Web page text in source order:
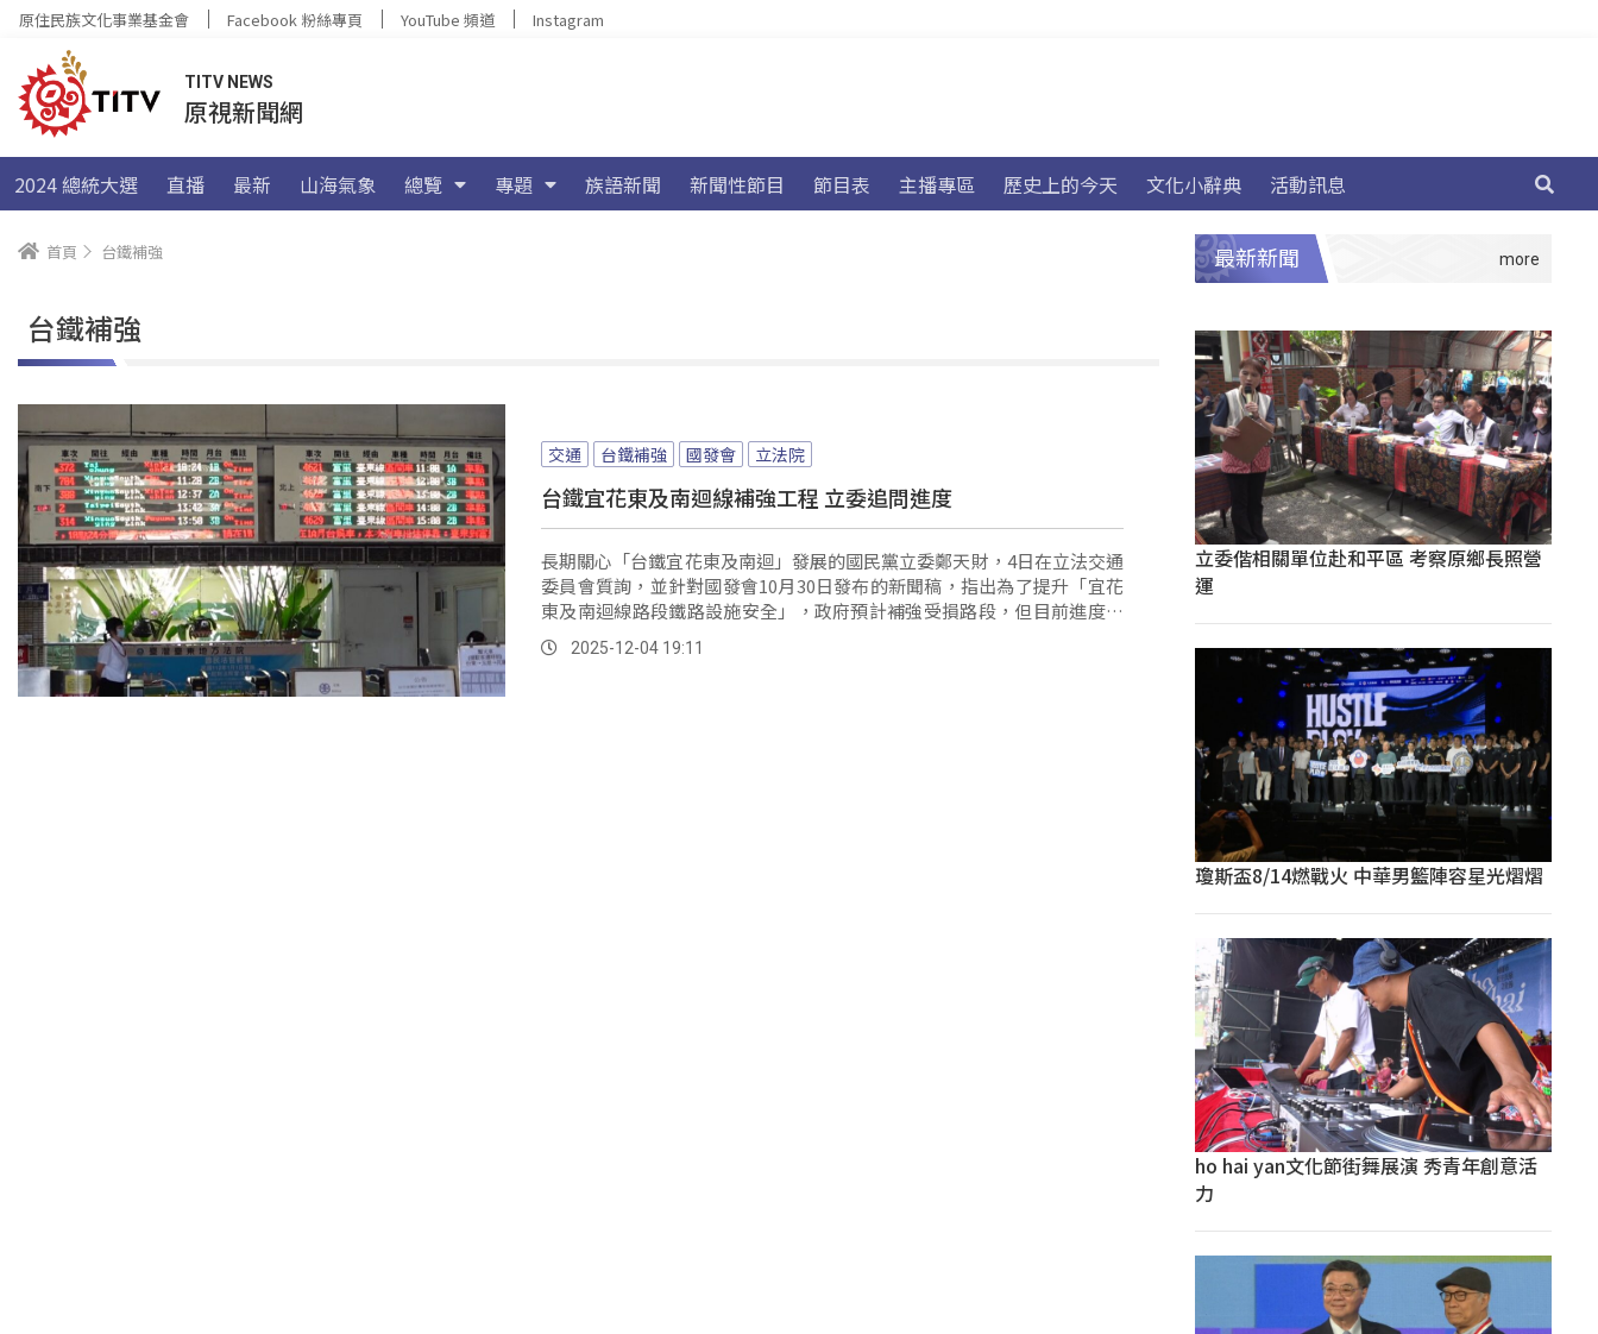
原住民族文化事業基金會 Facebook 粉絲專頁 YouTube 頻道 Instagram
TITV NEWS
原視新聞網
2024 總統大選 直播 最新 山海氣象 總覽 專題 族語新聞 新聞性節目 節目表 主播專區 歷史上的今天 文化小辭典 活動訊息
首頁 台鐵補強
台鐵補強
交通 台鐵補強 國發會 立法院
台鐵宜花東及南迴線補強工程 立委追問進度
長期關心「台鐵宜花東及南迴」發展的國民黨立委鄭天財，4日在立法交通
委員會質詢，並針對國發會10月30日發布的新聞稿，指出為了提升「宜花
東及南迴線路段鐵路設施安全」，政府預計補強受損路段，但目前進度到
底走到哪裡？要求交通部說明。
2025-12-04 19:11
最新新聞
立委偕相關單位赴和平區 考察原鄉長照營
運
瓊斯盃8/14燃戰火 中華男籃陣容星光熠熠
ho hai yan文化節街舞展演 秀青年創意活
力